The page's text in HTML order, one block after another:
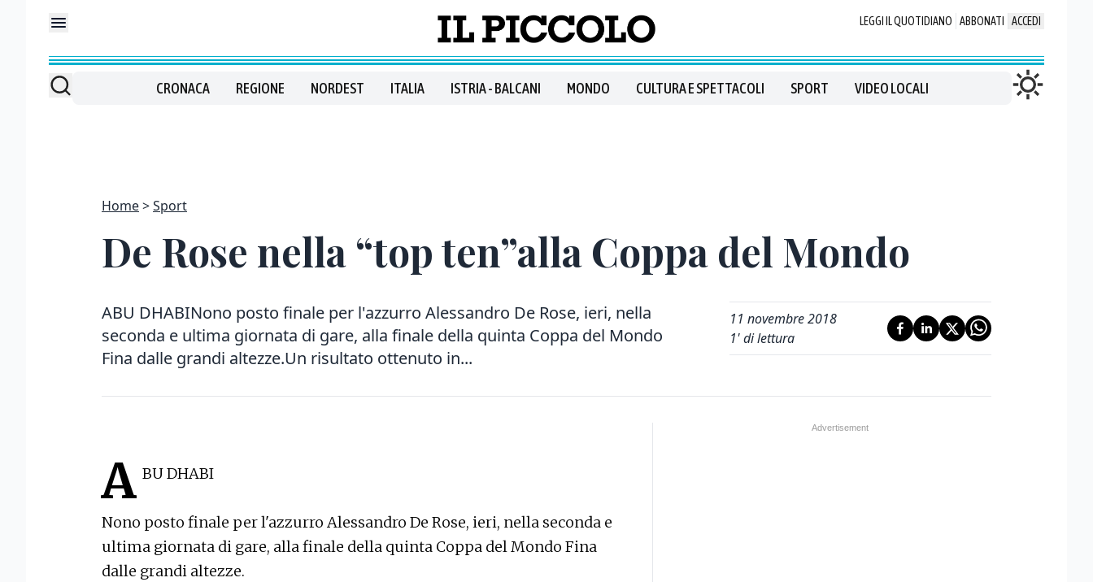
LEGGI IL QUOTIDIANO ABBONATI ACCEDI
CRONACA REGIONE NORDEST ITALIA ISTRIA - BALCANI MONDO CULTURA E SPETTACOLI SPORT VIDEO LOCALI
Home Sport
De Rose nella “top ten”alla Coppa del Mondo
ABU DHABINono posto finale per l'azzurro Alessandro De Rose, ieri, nella
seconda e ultima giornata di gare, alla finale della quinta Coppa del Mondo
Fina dalle grandi altezze.Un risultato ottenuto in...
11 novembre 2018
1' di lettura
A BU DHABI
Nono posto finale per l'azzurro Alessandro De Rose, ieri, nella seconda e
ultima giornata di gare, alla finale della quinta Coppa del Mondo Fina
dalle grandi altezze.